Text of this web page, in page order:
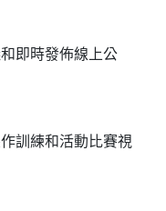
即時發佈線上公
訓練和活動比賽視